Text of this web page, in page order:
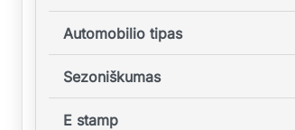
Automobilio tipas
Sezoniškumas
E stamp